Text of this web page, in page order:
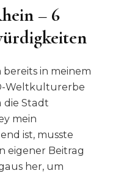
– 6
in meinem
Weltkulturerbe
die Stadt
mein
ist, musste
eigener Beitrag
her, um